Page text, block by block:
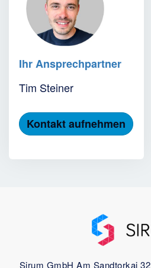
Ihr Ansprechpartner
Tim Steiner
Kontakt aufnehmen
Sirum GmbH Am Sandtorkai 32